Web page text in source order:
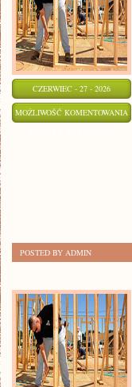
CZERWIEC - 27 - 2026
MOŻLIWOŚĆ KOMENTOWANIA
POSTED BY ADMIN